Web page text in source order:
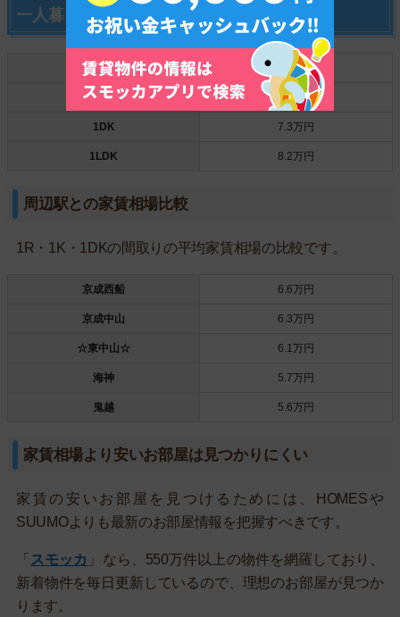
一人暮らし向けの間取りの家賃相場
1R 5.6万円
1K 6万円
1DK 7.3万円
1LDK 8.2万円
周辺駅との家賃相場比較
1R・1K・1DKの間取りの平均家賃相場の比較です。
京成西船 6.6万円
京成中山 6.3万円
☆東中山☆ 6.1万円
海神 5.7万円
鬼越 5.6万円
家賃相場より安いお部屋は見つかりにくい
家賃の安いお部屋を見つけるためには、HOMESや
SUUMOよりも最新のお部屋情報を把握すべきです。
「 スモッカ 」なら、550万件以上の物件を網羅しており、
新着物件を毎日更新しているので、理想のお部屋が見つか
ります。